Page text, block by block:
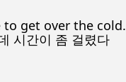
get over the cold.
시간이 좀 걸렸다